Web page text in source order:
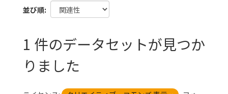
並び順
1 件のデータセットが見つか
りました